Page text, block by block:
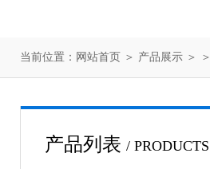
当前位置： 网站首页 ＞ 产品展示 ＞ ＞
产品列表 / PRODUCTS